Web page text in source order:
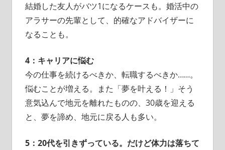
結婚した友人がバツ1になるケースも。婚活中の
アラサーの先輩として、的確なアドバイザーに
なることも。
4：キャリアに悩む
今の仕事を続けるべきか、転職するべきか……。
悩むことが増える。また「夢を叶える！」そう
意気込んで地元を離れたものの、30歳を迎える
と、夢を諦め、地元に戻る人も多い。
5：20代を引きずっている。だけど体力は落ちて